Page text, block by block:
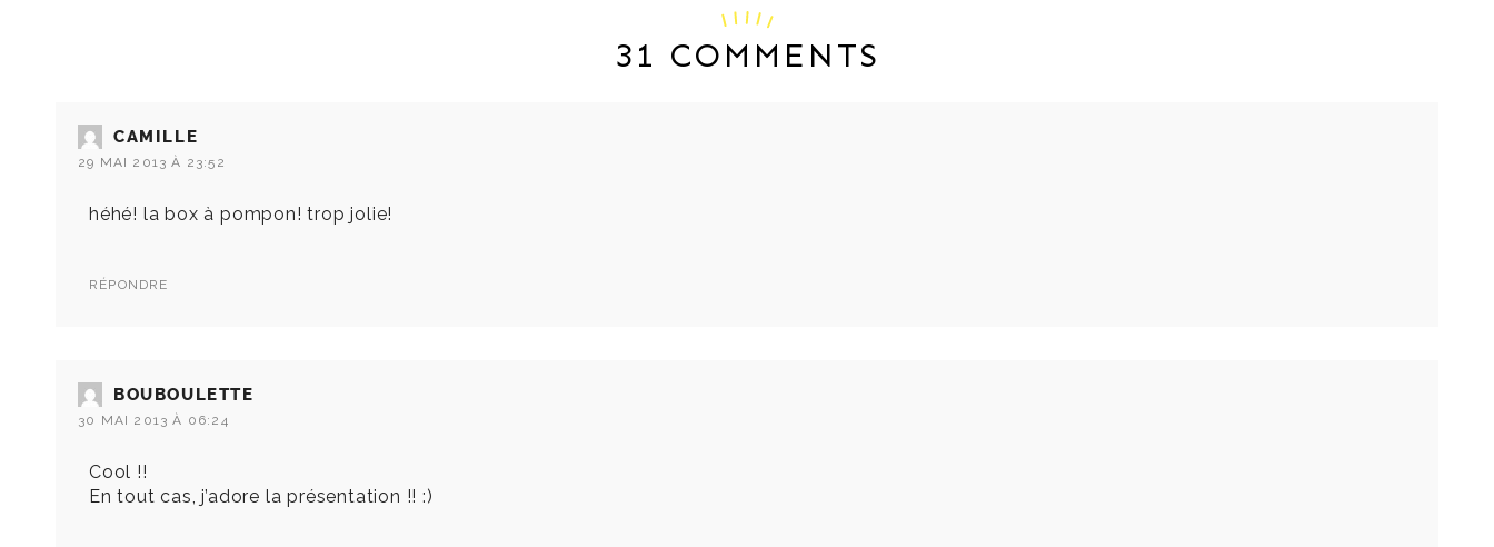
31 COMMENTS
CAMILLE
29 MAI 2013 À 23:52
héhé! la box à pompon! trop jolie!
RÉPONDRE
BOUBOULETTE
30 MAI 2013 À 06:24
Cool !!
En tout cas, j’adore la présentation !! :)